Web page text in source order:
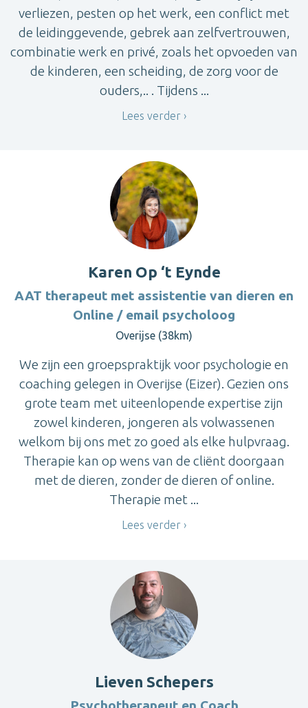
verliezen, pesten op het werk, een conflict met
de leidinggevende, gebrek aan zelfvertrouwen,
combinatie werk en privé, zoals het opvoeden van
de kinderen, een scheiding, de zorg voor de
ouders,.. . Tijdens ...
Lees verder
Karen Op ‘t Eynde
AAT therapeut met assistentie van dieren en
Online / email psycholoog
Overijse (38km)
We zijn een groepspraktijk voor psychologie en
coaching gelegen in Overijse (Eizer). Gezien ons
grote team met uiteenlopende expertise zijn
zowel kinderen, jongeren als volwassenen
welkom bij ons met zo goed als elke hulpvraag.
Therapie kan op wens van de cliënt doorgaan
met de dieren, zonder de dieren of online.
Therapie met ...
Lees verder
Lieven Schepers